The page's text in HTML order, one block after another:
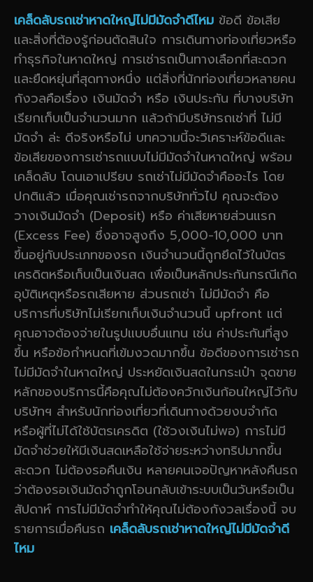
เคล็ดลับรถเช่าหาดใหญ่ไม่มีมัดจำดีไหม ข้อดี ข้อเสีย
และสิ่งที่ต้องรู้ก่อนตัดสินใจ การเดินทางท่องเที่ยวหรือ
ทำธุรกิจในหาดใหญ่ การเช่ารถเป็นทางเลือกที่สะดวก
และยืดหยุ่นที่สุดทางหนึ่ง แต่สิ่งที่นักท่องเที่ยวหลายคน
กังวลคือเรื่อง เงินมัดจำ หรือ เงินประกัน ที่บางบริษัท
เรียกเก็บเป็นจำนวนมาก แล้วถ้ามีบริษัทรถเช่าที่ ไม่มี
มัดจำ ล่ะ ดีจริงหรือไม่ บทความนี้จะวิเคราะห์ข้อดีและ
ข้อเสียของการเช่ารถแบบไม่มีมัดจำในหาดใหญ่ พร้อม
เคล็ดลับ โดนเอาเปรียบ รถเช่าไม่มีมัดจำคืออะไร โดย
ปกติแล้ว เมื่อคุณเช่ารถจากบริษัททั่วไป คุณจะต้อง
วางเงินมัดจำ (Deposit) หรือ ค่าเสียหายส่วนแรก
(Excess Fee) ซึ่งอาจสูงถึง 5,000-10,000 บาท
ขึ้นอยู่กับประเภทของรถ เงินจำนวนนี้ถูกยึดไว้ในบัตร
เครดิตหรือเก็บเป็นเงินสด เพื่อเป็นหลักประกันกรณีเกิด
อุบัติเหตุหรือรถเสียหาย ส่วนรถเช่า ไม่มีมัดจำ คือ
บริการที่บริษัทไม่เรียกเก็บเงินจำนวนนี้ upfront แต่
คุณอาจต้องจ่ายในรูปแบบอื่นแทน เช่น ค่าประกันที่สูง
ขึ้น หรือข้อกำหนดที่เข้มงวดมากขึ้น ข้อดีของการเช่ารถ
ไม่มีมัดจำในหาดใหญ่ ประหยัดเงินสดในกระเป๋า จุดขาย
หลักของบริการนี้คือคุณไม่ต้องควักเงินก้อนใหญ่ไว้กับ
บริษัทฯ สำหรับนักท่องเที่ยวที่เดินทางด้วยงบจำกัด
หรือผู้ที่ไม่ได้ใช้บัตรเครดิต (ใช้วงเงินไม่พอ) การไม่มี
มัดจำช่วยให้มีเงินสดเหลือใช้จ่ายระหว่างทริปมากขึ้น
สะดวก ไม่ต้องรอคืนเงิน หลายคนเจอปัญหาหลังคืนรถ
ว่าต้องรอเงินมัดจำถูกโอนกลับเข้าระบบเป็นวันหรือเป็น
สัปดาห์ การไม่มีมัดจำทำให้คุณไม่ต้องกังวลเรื่องนี้ จบ
รายการเมื่อคืนรถ เคล็ดลับรถเช่าหาดใหญ่ไม่มีมัดจำดี
ไหม